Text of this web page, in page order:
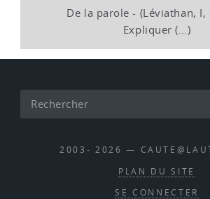
De la parole - (Léviathan, I,
Expliquer (…)
2003- 2026 —
PLAN DU SITE
SE CONNECTER